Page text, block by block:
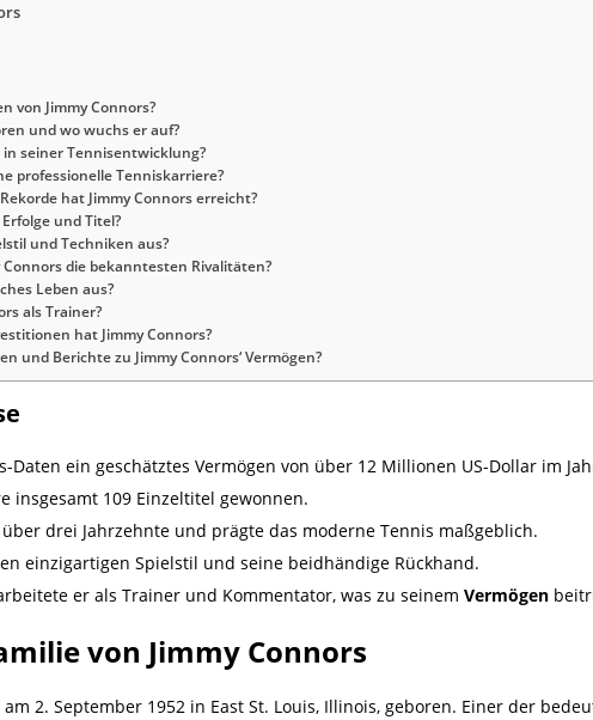
von Jimmy Connors?
und wo wuchs er auf?
in seiner Tennisentwicklung?
professionelle Tenniskarriere?
hat Jimmy Connors erreicht?
und Titel?
und Techniken aus?
die bekanntesten Rivalitäten?
Leben aus?
als Trainer?
hat Jimmy Connors?
und Berichte zu Jimmy Connors‘ Vermögen?
Daten ein geschätztes Vermögen von über 12 Millionen US-Dollar im
insgesamt 109 Einzeltitel gewonnen.
drei Jahrzehnte und prägte das moderne Tennis maßgeblich.
einzigartigen Spielstil und seine beidhändige Rückhand.
er als Trainer und Kommentator, was zu seinem Vermögen
von Jimmy Connors
am 2. September 1952 in East St. Louis, Illinois, geboren. Einer der